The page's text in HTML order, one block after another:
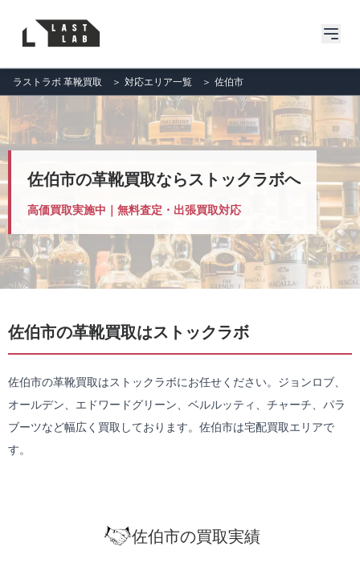
ラストラボ 革靴買取 ＞ 対応エリア一覧 ＞ 佐伯市
佐伯市の革靴買取ならストックラボへ
高価買取実施中｜無料査定・出張買取対応
佐伯市の革靴買取はストックラボ
佐伯市の革靴買取はストックラボにお任せください。ジョンロブ、
オールデン、エドワードグリーン、ベルルッティ、チャーチ、パラ
ブーツなど幅広く買取しております。佐伯市は宅配買取エリアで
す。
佐伯市の買取実績